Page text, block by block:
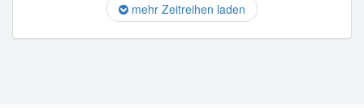
mehr Zeitreihen laden